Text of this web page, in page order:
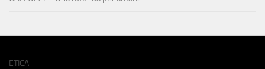
ETICA